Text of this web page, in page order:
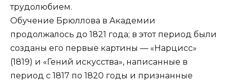
трудолюбием.
Обучение Брюллова в Академии
продолжалось до 1821 года; в этот период были
созданы его первые картины — «Нарцисс»
(1819) и «Гений искусства», написанные в
период с 1817 по 1820 годы и признанные